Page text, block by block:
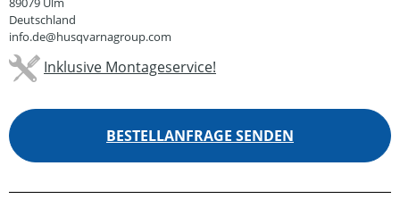
Deutschland
info.de@husqvarnagroup.com
Inklusive Montageservice!
BESTELLANFRAGE SENDEN